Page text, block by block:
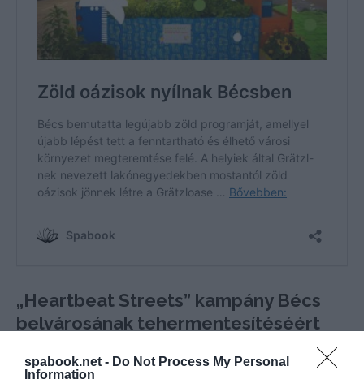
spabook.net - Do Not Process My Personal
Information
„Heartbeat Streets” kampány Bécs
belvárosának tehermentesítéséért
Walter Ruck, a bécsi gazdasági kamara (WKO) elnöke
elismeréssel beszélt az idei „Heartbeat Streets”